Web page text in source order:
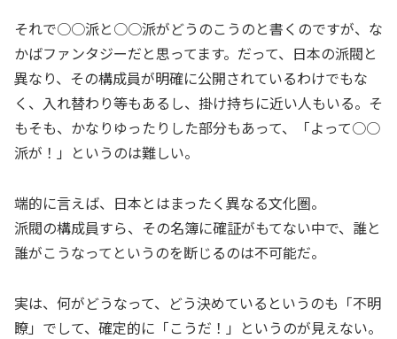
それで○○派と○○派がどうのこうのと書くのですが、な
かばファンタジーだと思ってます。だって、日本の派閥と
異なり、その構成員が明確に公開されているわけでもな
く、入れ替わり等もあるし、掛け持ちに近い人もいる。そ
もそも、かなりゆったりした部分もあって、「よって○○
派が！」というのは難しい。
端的に言えば、日本とはまったく異なる文化圏。
派閥の構成員すら、その名簿に確証がもてない中で、誰と
誰がこうなってというのを断じるのは不可能だ。
実は、何がどうなって、どう決めているというのも「不明
瞭」でして、確定的に「こうだ！」というのが見えない。